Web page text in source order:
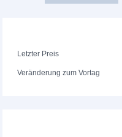
Letzter Preis
Veränderung zum Vortag